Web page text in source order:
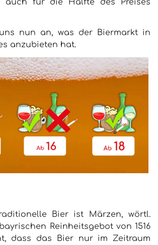
auch für die Hälfte des Preises
nun an, was der Biermarkt in
anzubieten hat.
Bier ist Märzen, wörtl.
Reinheitsgebot von 1516
dass das Bier nur im Zeitraum